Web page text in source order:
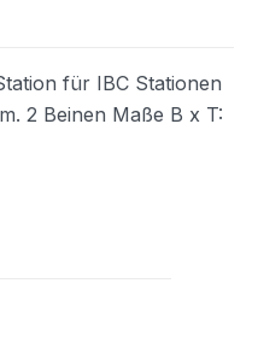
für IBC Stationen
2 Beinen Maße B x T: